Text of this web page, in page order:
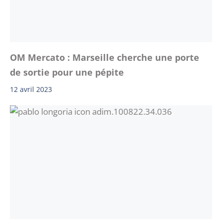
OM Mercato : Marseille cherche une porte
de sortie pour une pépite
12 avril 2023